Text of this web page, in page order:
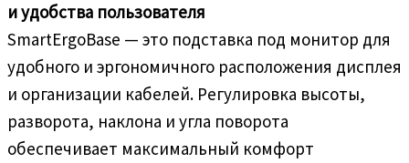
и удобства пользователя
SmartErgoBase — это подставка под монитор для
удобного и эргономичного расположения дисплея
и организации кабелей. Регулировка высоты,
разворота, наклона и угла поворота
обеспечивает максимальный комфорт